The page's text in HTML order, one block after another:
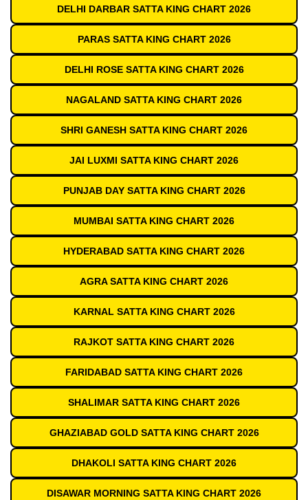
DELHI DARBAR SATTA KING CHART 2026
PARAS SATTA KING CHART 2026
DELHI ROSE SATTA KING CHART 2026
NAGALAND SATTA KING CHART 2026
SHRI GANESH SATTA KING CHART 2026
JAI LUXMI SATTA KING CHART 2026
PUNJAB DAY SATTA KING CHART 2026
MUMBAI SATTA KING CHART 2026
HYDERABAD SATTA KING CHART 2026
AGRA SATTA KING CHART 2026
KARNAL SATTA KING CHART 2026
RAJKOT SATTA KING CHART 2026
FARIDABAD SATTA KING CHART 2026
SHALIMAR SATTA KING CHART 2026
GHAZIABAD GOLD SATTA KING CHART 2026
DHAKOLI SATTA KING CHART 2026
DISAWAR MORNING SATTA KING CHART 2026